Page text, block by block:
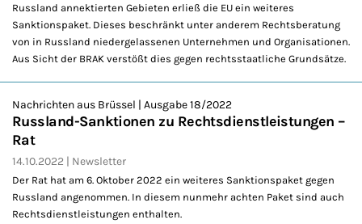
Russland annektierten Gebieten erließ die EU ein weiteres
Sanktionspaket. Dieses beschränkt unter anderem Rechtsberatung
von in Russland niedergelassenen Unternehmen und Organisationen.
Aus Sicht der BRAK verstößt dies gegen rechtsstaatliche Grundsätze.
Nachrichten aus Brüssel | Ausgabe 18/2022
Russland-Sanktionen zu Rechtsdienstleistungen –
Rat
14.10.2022 Newsletter
Der Rat hat am 6. Oktober 2022 ein weiteres Sanktionspaket gegen
Russland angenommen. In diesem nunmehr achten Paket sind auch
Rechtsdienstleistungen enthalten.